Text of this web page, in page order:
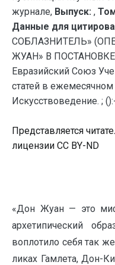
журнале, Выпуск: ,
Данные для
СОБЛАЗНИТЕЛЬ»
ЖУАН» В
Евразийский Союз
статей в
Искусствоведение. ;
Представляется
лицензии CC BY-ND
«Дон Жуан — это
архетипический
воплотило себя так
ликах Гамлета, Дон-